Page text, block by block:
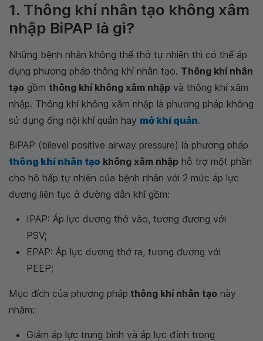
1. Thông khí nhân tạo không xâm
nhập BiPAP là gì?
Những bệnh nhân không thể thở tự nhiên thì có thể áp
dụng phương pháp thông khí nhân tạo. Thông khí nhân
tạo gồm thông khí không xâm nhập và thông khí xâm
nhập. Thông khí không xâm nhập là phương pháp không
sử dụng ống nội khí quản hay mở khí quản.
BiPAP (bilevel positive airway pressure) là phương pháp
thông khí nhân tạo không xâm nhập hỗ trợ một phần
cho hô hấp tự nhiên của bệnh nhân với 2 mức áp lực
dương liên tục ở đường dẫn khí gồm:
IPAP: Áp lực dương thở vào, tương đương với
PSV;
EPAP: Áp lực dương thở ra, tương đương với
PEEP;
Mục đích của phương pháp thông khí nhân tạo này
nhằm:
Giảm áp lực trung bình và áp lực đỉnh trong